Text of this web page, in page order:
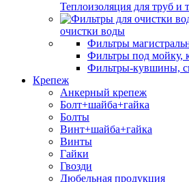
Теплоизоляция для труб и
очистки воды
Фильтры
Фильтры под мойку,
Фильтры-кувшины,
Крепеж
Анкерный крепеж
Болт+шайба+гайка
Болты
Винт+шайба+гайка
Винты
Гайки
Гвозди
Дюбельная продукция